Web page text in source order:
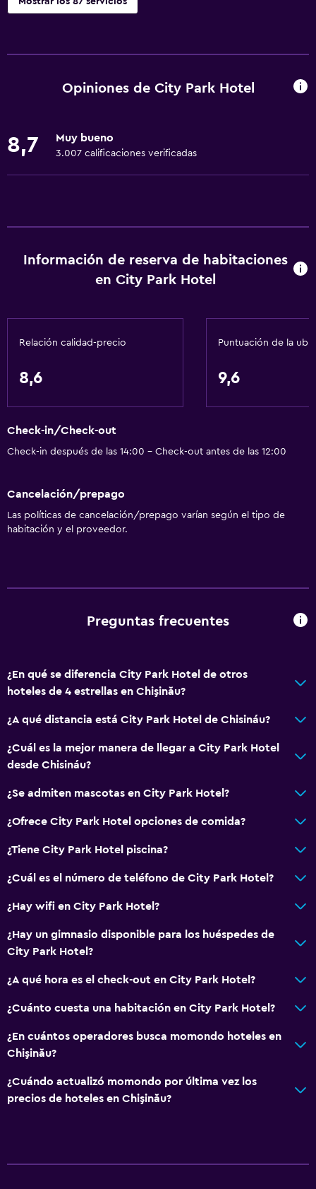
Wifi gratis
Toallas
Calefacción
Renta de autos
Servicio de despertador
Instalaciones para reuniones
Servicio de habitaciones
Check-in/check-out privado
Accesibilidad y adecuación
extra)
Ascensor
Ascensor disponible
Hipoalergénico
Para no fumadores
Almohada sin plumas
Plantas superiores accesibles por ascensor
Habitaciones familiares
Pantuflas
Habitaciones insonorizadas
Insonorización
Teléfono
Espacio de almacenamiento
Opiniones de City Park Hotel
8,7 Muy bueno
3.007 calificaciones verificadas
Información de reserva de habitaciones
en City Park Hotel
Relación calidad-precio
8,6
Puntuación de la
9,6
Check-in/Check-out
Check-in después de las 14:00 - Check-out antes de las 12:00
Cancelación/prepago
Las políticas de cancelación/prepago varían según el tipo de
habitación y el proveedor.
Preguntas frecuentes
¿En qué se diferencia City Park Hotel de otros
hoteles de 4 estrellas en Chişinău?
¿A qué distancia está City Park Hotel de Chisináu?
¿Cuál es la mejor manera de llegar a City Park Hotel
desde Chisináu?
¿Se admiten mascotas en City Park Hotel?
¿Ofrece City Park Hotel opciones de comida?
¿Tiene City Park Hotel piscina?
¿Cuál es el número de teléfono de City Park Hotel?
¿Hay wifi en City Park Hotel?
¿Hay un gimnasio disponible para los huéspedes de
City Park Hotel?
¿A qué hora es el check-out en City Park Hotel?
¿Cuánto cuesta una habitación en City Park Hotel?
¿En cuántos operadores busca momondo hoteles en
Chişinău?
¿Cuándo actualizó momondo por última vez los
precios de hoteles en Chişinău?